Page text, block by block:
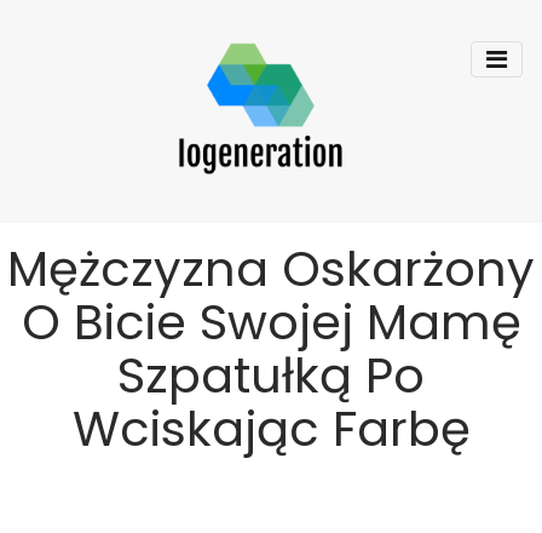
Mężczyzna Oskarżony
O Bicie Swojej Mamę
Szpatułką Po
Wciskając Farbę